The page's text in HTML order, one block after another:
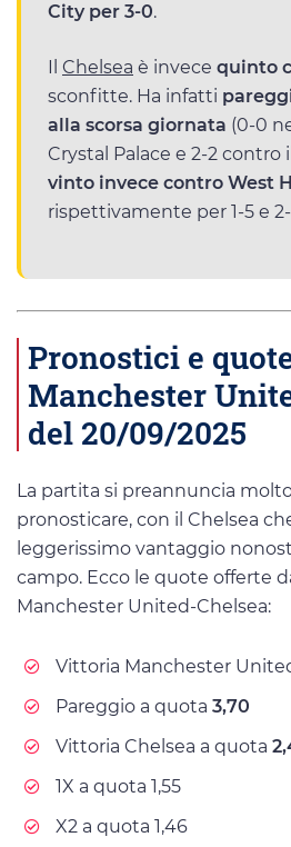
City per 3-0.
Il Chelsea è invece quinto
sconfitte. Ha infatti
alla scorsa giornata (0-0
Crystal Palace e 2-2 contro
vinto invece contro West
rispettivamente per 1-5 e
Pronostici e
Manchester
del 20/09/2025
La partita si preannuncia
pronosticare, con il Chelsea
leggerissimo vantaggio
campo. Ecco le quote offerte
Manchester United-Chelsea:
Vittoria Manchester
Pareggio a quota 3,70
Vittoria Chelsea a quota
1X a quota 1,55
X2 a quota 1,46